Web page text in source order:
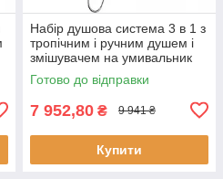
Набір душова система 3 в 1 з
тропічним і ручним душем і
змішувачем на умивальник
Frap F2461 квадратна хром
Готово до відправки
7 952,80 ₴ 9 941 ₴
Купити